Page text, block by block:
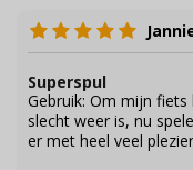
Superspul
Gebruik: Om mijn fiets
slecht weer is, nu
er met heel veel